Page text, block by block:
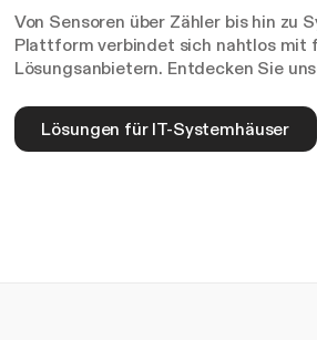
Von Sensoren über Zähler bis hin zu
Plattform verbindet sich nahtlos mit
Lösungsanbietern. Entdecken Sie
Lösungen für IT-Systemhäuser